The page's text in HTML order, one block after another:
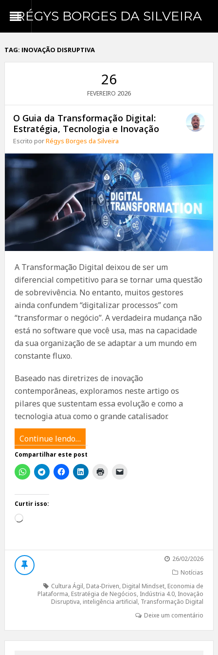
RÉGYS BORGES DA SILVEIRA
TAG: INOVAÇÃO DISRUPTIVA
26
FEVEREIRO 2026
O Guia da Transformação Digital:
Estratégia, Tecnologia e Inovação
Escrito porRégys Borges da Silveira
A Transformação Digital deixou de ser um
diferencial competitivo para se tornar uma questão
de sobrevivência. No entanto, muitos gestores
ainda confundem “digitalizar processos” com
“transformar o negócio”. A verdadeira mudança não
está no software que você usa, mas na capacidade
da sua organização de se adaptar a um mundo em
constante fluxo.
Baseado nas diretrizes de inovação
contemporâneas, exploramos neste artigo os
pilares que sustentam essa evolução e como a
tecnologia atua como o grande catalisador.
Continue lendo…
Compartilhar este post
Curtir isso:
Carregando...
26/02/2026
Notícias
Cultura Ágil, Data-Driven, Digital Mindset, Economia de
Plataforma, Estratégia de Negócios, Indústria 4.0, Inovação
Disruptiva, inteligência artificial, Transformação Digital
Deixe um comentário